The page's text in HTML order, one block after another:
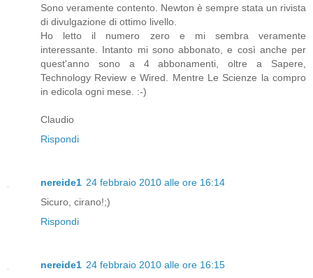
Sono veramente contento. Newton è sempre stata un rivista
di divulgazione di ottimo livello.
Ho letto il numero zero e mi sembra veramente
interessante. Intanto mi sono abbonato, e così anche per
quest'anno sono a 4 abbonamenti, oltre a Sapere,
Technology Review e Wired. Mentre Le Scienze la compro
in edicola ogni mese. :-)
Claudio
Rispondi
nereide1 24 febbraio 2010 alle ore 16:14
Sicuro, cirano!;)
Rispondi
nereide1 24 febbraio 2010 alle ore 16:15